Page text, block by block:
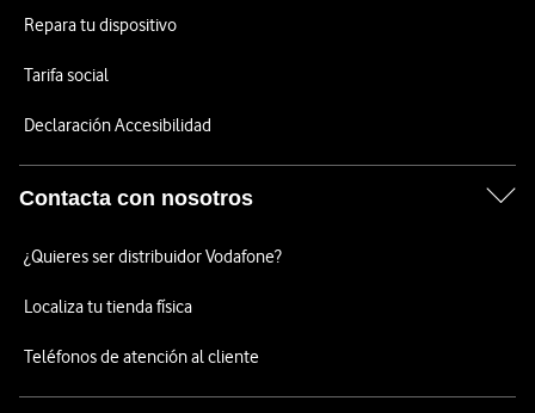
Repara tu dispositivo
Tarifa social
Declaración Accesibilidad
Contacta con nosotros
¿Quieres ser distribuidor Vodafone?
Localiza tu tienda física
Teléfonos de atención al cliente